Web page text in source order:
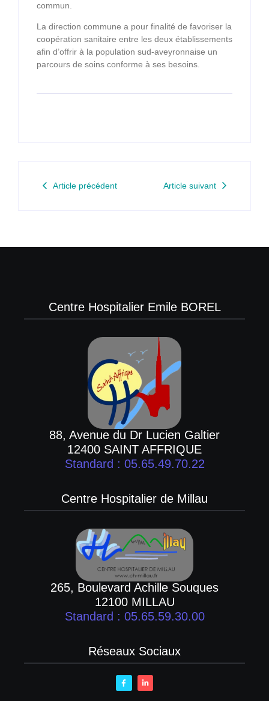
commun.
La direction commune a pour finalité de favoriser la
coopération sanitaire entre les deux établissements
afin d’offrir à la population sud-aveyronnaise un
parcours de soins conforme à ses besoins.
Article précédent Article suivant
Centre Hospitalier Emile BOREL
88, Avenue du Dr Lucien Galtier
12400 SAINT AFFRIQUE
Standard : 05.65.49.70.22
Centre Hospitalier de Millau
265, Boulevard Achille Souques
12100 MILLAU
Standard : 05.65.59.30.00
Réseaux Sociaux